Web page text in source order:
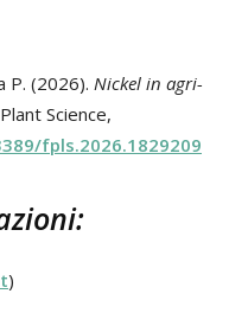
P. (2026). Nickel in agri-
Science,
fpls.2026.1829209
)